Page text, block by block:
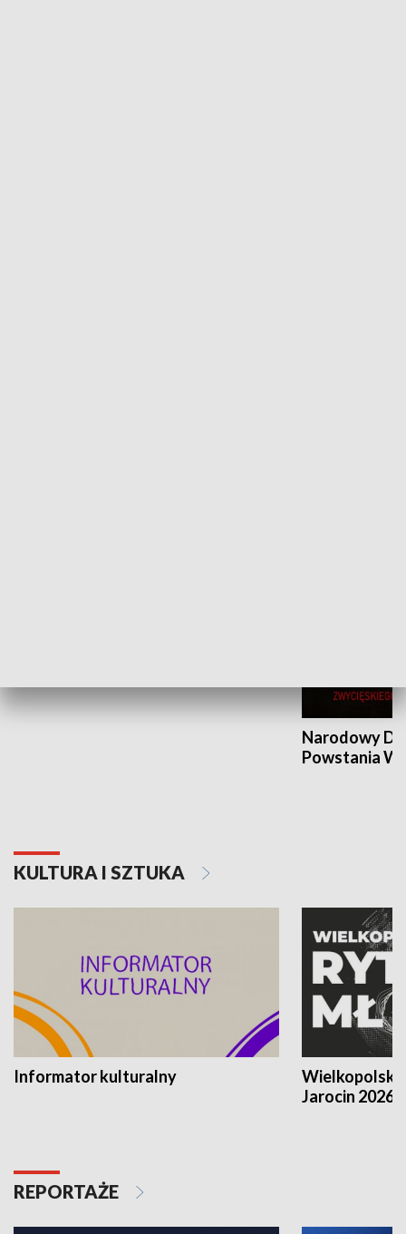
Narodowy
Powstania
KULTURA I SZTUKA
Informator kulturalny
Jarocin 2026
REPORTAŻE